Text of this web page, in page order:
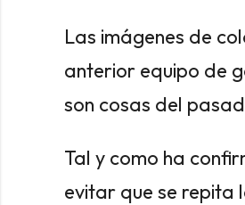
Las imágenes de
anterior equipo de
son cosas del
Tal y como ha
evitar que se repita